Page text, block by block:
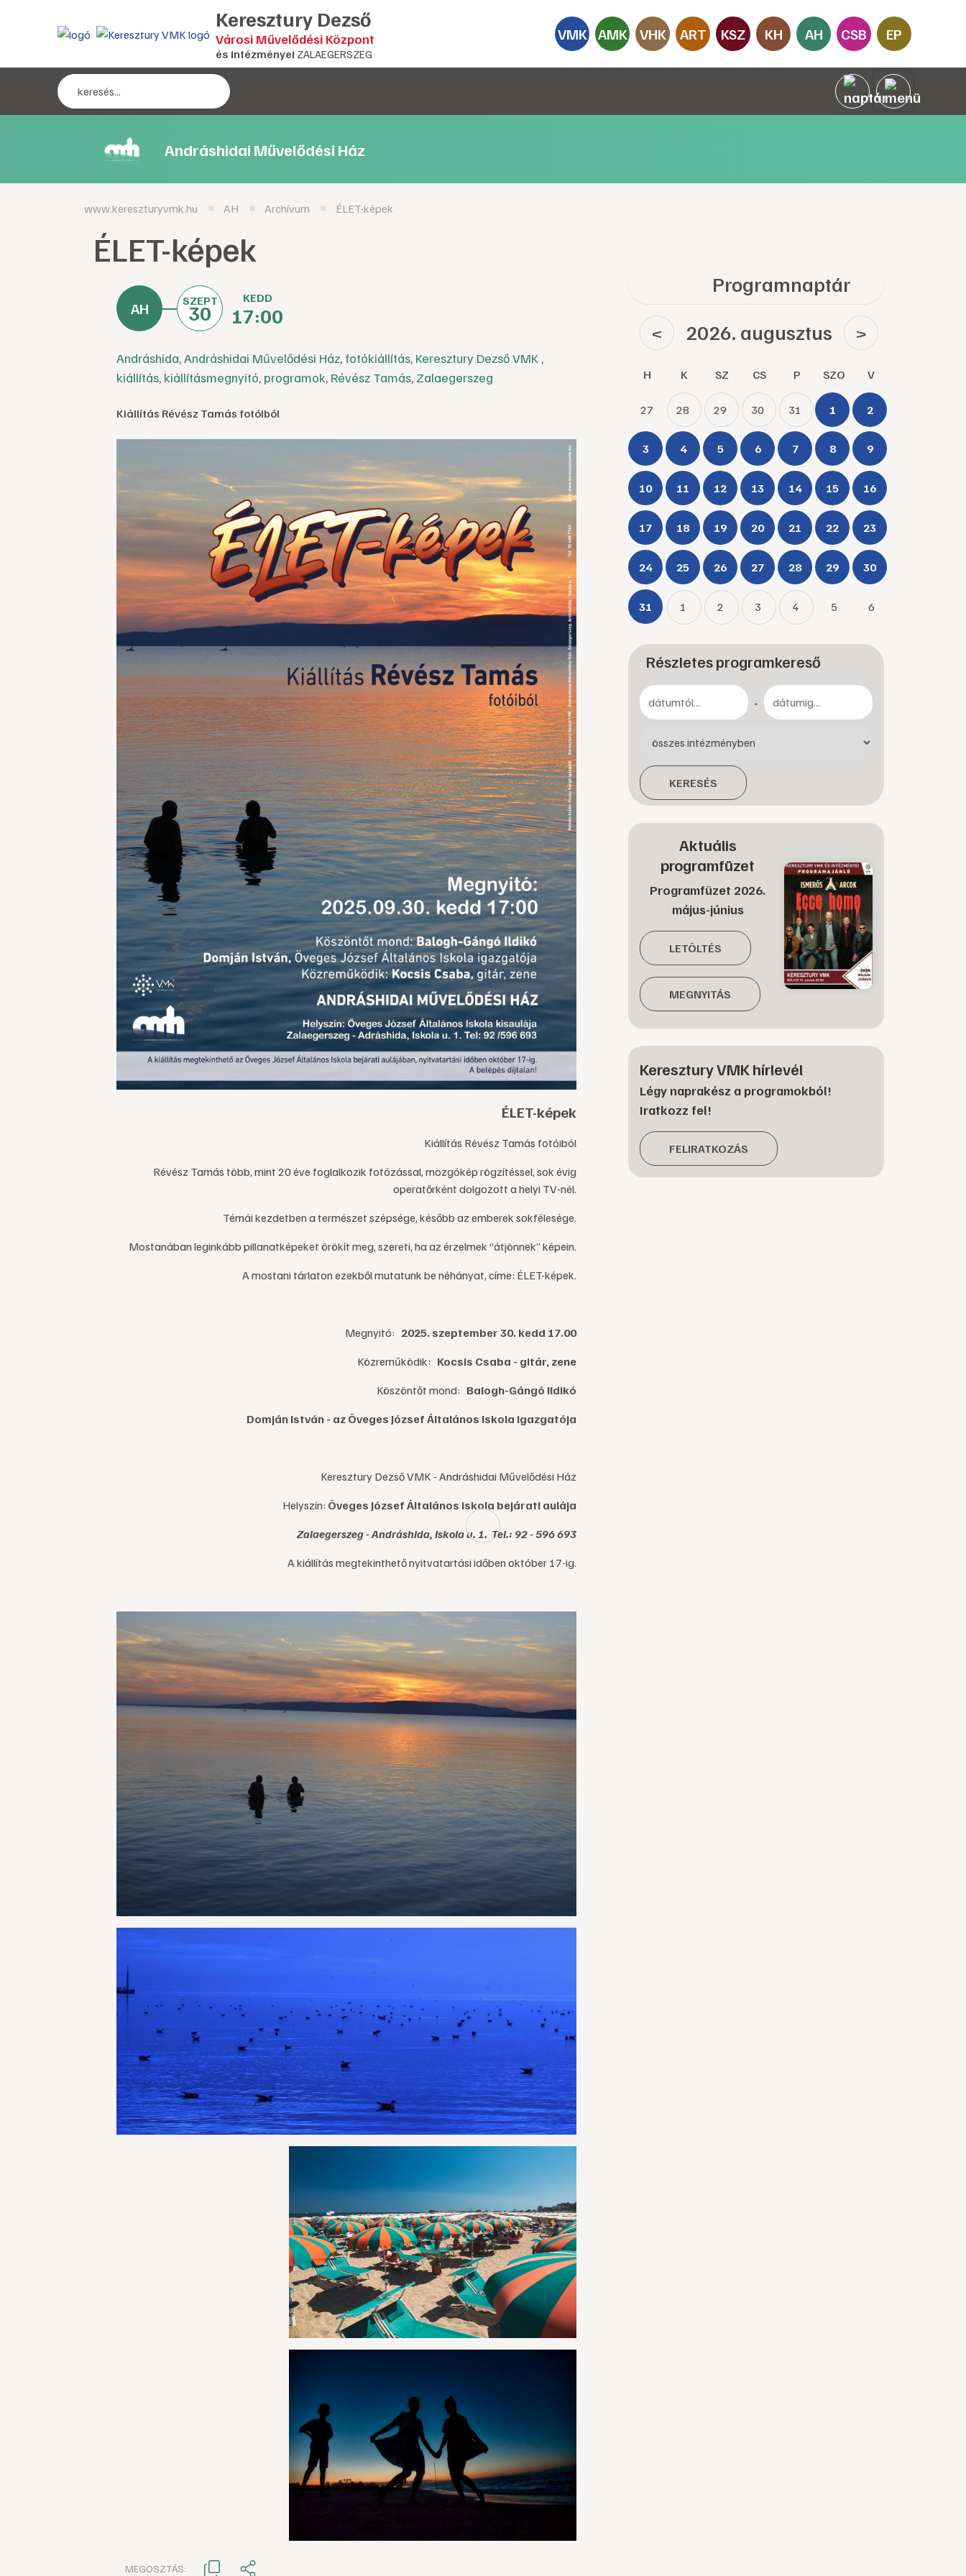
Keresztury Dezső
Városi Művelődési Központ
és intézményei ZALAEGERSZEG
VMK AMK VHK ART KSZ KH AH CSB EP
Andráshidai Művelődési Ház
www.kereszturyvmk.hu AH Archívum ÉLET-képek
ÉLET-képek
SZEPT
30
KEDD
17:00
Andráshida,Andráshidai Művelődési Ház, fotókiállítás, Keresztury Dezső VMK ,
kiállítás, kiállításmegnyitó, programok, Révész Tamás, Zalaegerszeg
Kiállítás Révész Tamás fotóiból
ÉLET-képek
Kiállítás Révész Tamás fotóiból
Révész Tamás több, mint 20 éve foglalkozik fotózással, mozgókép rögzítéssel, sok évig
operatőrként dolgozott a helyi TV-nél.
Témái kezdetben a természet szépsége, később az emberek sokfélesége.
Mostanában leginkább pillanatképeket örökít meg, szereti, ha az érzelmek “átjönnek” képein.
A mostani tárlaton ezekből mutatunk be néhányat, címe: ÉLET-képek.
Megnyitó: 2025. szeptember 30. kedd 17.00
Közreműködik: Kocsis Csaba - gitár, zene
Köszöntőt mond: Balogh-Gángó Ildikó
Domján István - az Öveges József Általános Iskola igazgatója
Keresztury Dezső VMK - Andráshidai Művelődési Ház
Helyszín: Öveges József Általános iskola bejárati aulája
Zalaegerszeg - Andráshida, Iskola u. 1. Tel.: 92 - 596 693
A kiállítás megtekinthető nyitvatartási időben október 17-ig.
MEGOSZTÁS:
Programnaptár
< 2026. augusztus >
H K SZ CS P SZO V
27 28 29 30 31 1 2
3 4 5 6 7 8 9
10 11 12 13 14 15 16
17 18 19 20 21 22 23
24 25 26 27 28 29 30
31 1 2 3 4 5 6
Részletes programkereső
-
KERESÉS
Aktuális
programfüzet
Programfüzet 2026.
május-június
LETÖLTÉS
MEGNYITÁS
Keresztury VMK hírlevél
Légy naprakész a programokból!
Iratkozz fel!
FELIRATKOZÁS